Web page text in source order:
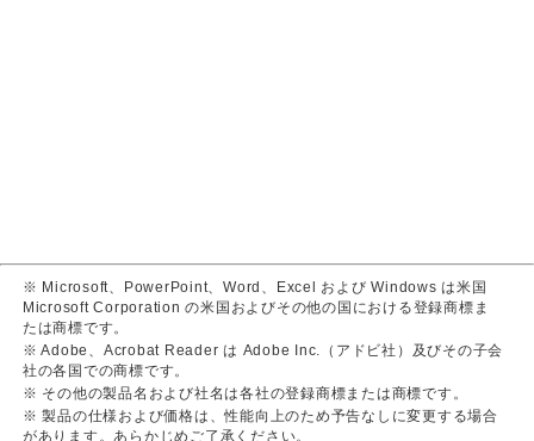
※ Microsoft、PowerPoint、Word、Excel および Windows は米国
Microsoft Corporation の米国およびその他の国における登録商標ま
たは商標です。
※ Adobe、Acrobat Reader は Adobe Inc.（アドビ社）及びその子会
社の各国での商標です。
※ その他の製品名および社名は各社の登録商標または商標です。
※ 製品の仕様および価格は、性能向上のため予告なしに変更する場合
があります。あらかじめご了承ください。